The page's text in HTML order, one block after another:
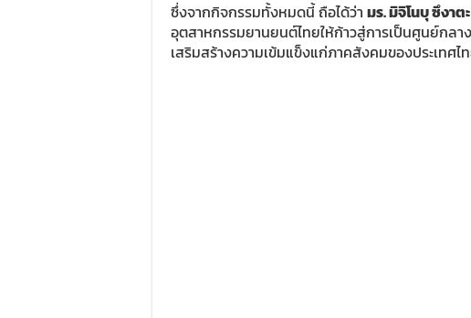
ซึ่งจากกิจกรรมทั้งหมดนี้ ถือได้ว่า มร. มิจิโนบุ ซึงาตะ
อุตสาหกรรมยานยนต์ไทยให้ก้าวสู่การเป็นศูนย์กล
เสริมสร้างความเข้มแข็งแก่ภาคสังคมของประเทศไ